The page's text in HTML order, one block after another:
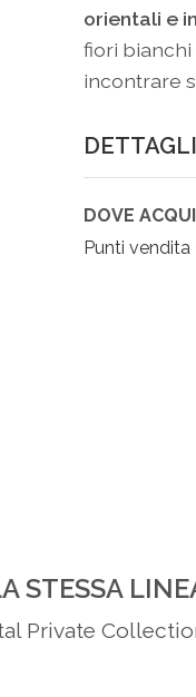
orientali e
fiori bianchi
incontrare
DOVE
Punti vendita
STESSA
Private